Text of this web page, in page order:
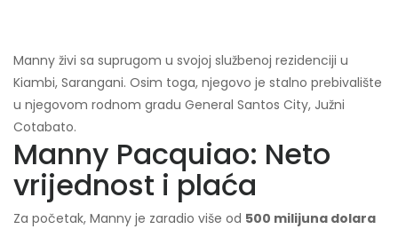
Manny živi sa suprugom u svojoj službenoj rezidenciji u
Kiambi, Sarangani. Osim toga, njegovo je stalno prebivalište
u njegovom rodnom gradu General Santos City, Južni
Cotabato.
Manny Pacquiao: Neto
vrijednost i plaća
Za početak, Manny je zaradio više od 500 milijuna dolara